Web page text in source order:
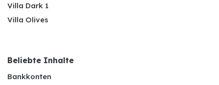
Villa Dark 1
Villa Olives
Beliebte Inhalte
Bankkonten